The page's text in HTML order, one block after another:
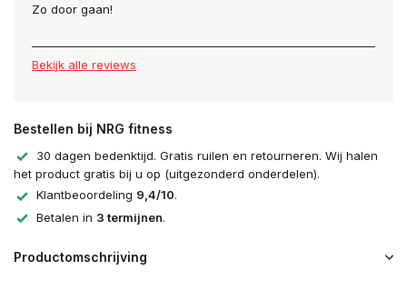
Zo door gaan!
Bekijk alle reviews
Bestellen bij NRG fitness
30 dagen bedenktijd. Gratis ruilen en retourneren. Wij halen
het product gratis bij u op (uitgezonderd onderdelen).
Klantbeoordeling 9,4/10.
Betalen in 3 termijnen.
Productomschrijving